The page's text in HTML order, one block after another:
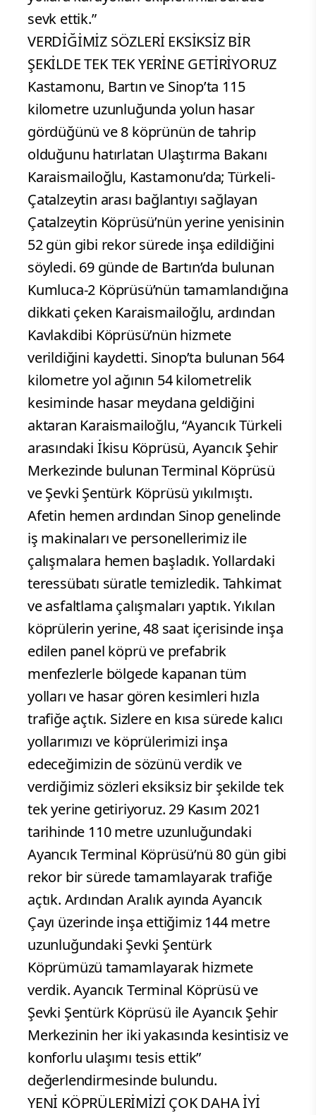
sevk ettik.”
VERDİĞİMİZ SÖZLERİ EKSİKSİZ BİR
ŞEKİLDE TEK TEK YERİNE GETİRİYORUZ
Kastamonu, Bartın ve Sinop’ta 115
kilometre uzunluğunda yolun hasar
gördüğünü ve 8 köprünün de tahrip
olduğunu hatırlatan Ulaştırma Bakanı
Karaismailoğlu, Kastamonu’da; Türkeli-
Çatalzeytin arası bağlantıyı sağlayan
Çatalzeytin Köprüsü’nün yerine yenisinin
52 gün gibi rekor sürede inşa edildiğini
söyledi. 69 günde de Bartın’da bulunan
Kumluca-2 Köprüsü’nün tamamlandığına
dikkati çeken Karaismailoğlu, ardından
Kavlakdibi Köprüsü’nün hizmete
verildiğini kaydetti. Sinop’ta bulunan 564
kilometre yol ağının 54 kilometrelik
kesiminde hasar meydana geldiğini
aktaran Karaismailoğlu, “Ayancık Türkeli
arasındaki İkisu Köprüsü, Ayancık Şehir
Merkezinde bulunan Terminal Köprüsü
ve Şevki Şentürk Köprüsü yıkılmıştı.
Afetin hemen ardından Sinop genelinde
iş makinaları ve personellerimiz ile
çalışmalara hemen başladık. Yollardaki
teressübatı süratle temizledik. Tahkimat
ve asfaltlama çalışmaları yaptık. Yıkılan
köprülerin yerine, 48 saat içerisinde inşa
edilen panel köprü ve prefabrik
menfezlerle bölgede kapanan tüm
yolları ve hasar gören kesimleri hızla
trafiğe açtık. Sizlere en kısa sürede kalıcı
yollarımızı ve köprülerimizi inşa
edeceğimizin de sözünü verdik ve
verdiğimiz sözleri eksiksiz bir şekilde tek
tek yerine getiriyoruz. 29 Kasım 2021
tarihinde 110 metre uzunluğundaki
Ayancık Terminal Köprüsü’nü 80 gün gibi
rekor bir sürede tamamlayarak trafiğe
açtık. Ardından Aralık ayında Ayancık
Çayı üzerinde inşa ettiğimiz 144 metre
uzunluğundaki Şevki Şentürk
Köprümüzü tamamlayarak hizmete
verdik. Ayancık Terminal Köprüsü ve
Şevki Şentürk Köprüsü ile Ayancık Şehir
Merkezinin her iki yakasında kesintisiz ve
konforlu ulaşımı tesis ettik”
değerlendirmesinde bulundu.
YENİ KÖPRÜLERİMİZİ ÇOK DAHA İYİ